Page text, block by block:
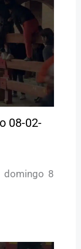
08-02-
domingo 8